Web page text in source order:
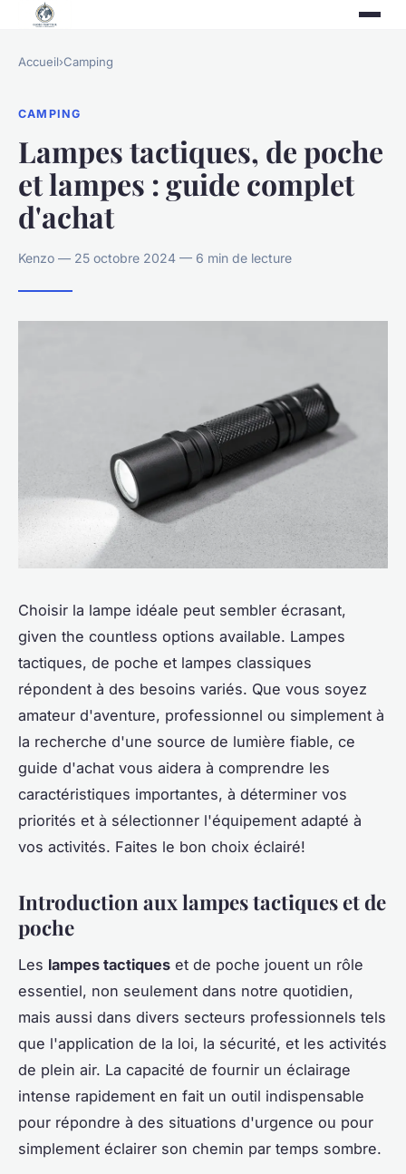
Accueil›Camping
CAMPING
Lampes tactiques, de poche
et lampes : guide complet
d'achat
Kenzo — 25 octobre 2024 — 6 min de lecture
Choisir la lampe idéale peut sembler écrasant,
given the countless options available. Lampes
tactiques, de poche et lampes classiques
répondent à des besoins variés. Que vous soyez
amateur d'aventure, professionnel ou simplement à
la recherche d'une source de lumière fiable, ce
guide d'achat vous aidera à comprendre les
caractéristiques importantes, à déterminer vos
priorités et à sélectionner l'équipement adapté à
vos activités. Faites le bon choix éclairé!
Introduction aux lampes tactiques et de
poche
Les lampes tactiques et de poche jouent un rôle
essentiel, non seulement dans notre quotidien,
mais aussi dans divers secteurs professionnels tels
que l'application de la loi, la sécurité, et les activités
de plein air. La capacité de fournir un éclairage
intense rapidement en fait un outil indispensable
pour répondre à des situations d'urgence ou pour
simplement éclairer son chemin par temps sombre.